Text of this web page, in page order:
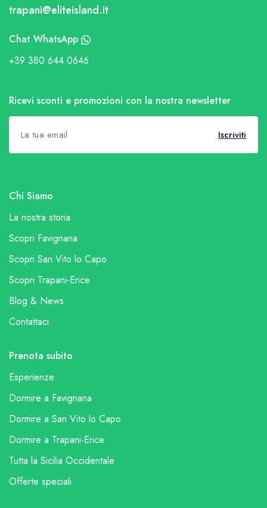
trapani@eliteisland.it
Chat WhatsApp
+39 380 644 0646
Ricevi sconti e promozioni con la nostra newsletter
Iscriviti
Chi Siamo
La nostra storia
Scopri Favignana
Scopri San Vito lo Capo
Scopri Trapani-Erice
Blog & News
Contattaci
Prenota subito
Esperienze
Dormire a Favignana
Dormire a San Vito lo Capo
Dormire a Trapani-Erice
Tutta la Sicilia Occidentale
Offerte speciali